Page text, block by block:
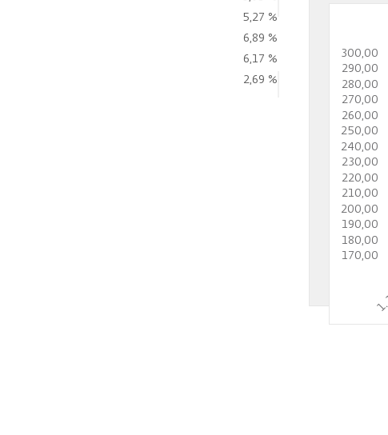
5,27 %
6,89 %
6,17 %
2,69 %
170,00
180,00
190,00
200,00
210,00
220,00
230,00
240,00
250,00
260,00
270,00
280,00
290,00
300,00